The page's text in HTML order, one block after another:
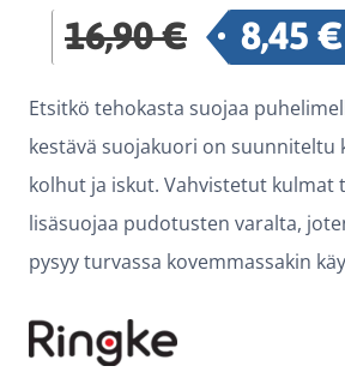
16,90€ Alkuperäinen
oli:
16,90 €.
8,45€
Etsitkö tehokasta suojaa
kestävä suojakuori on suunniteltu
kolhut ja iskut. Vahvistetut kulmat
lisäsuojaa pudotusten varalta,
pysyy turvassa kovemmassakin